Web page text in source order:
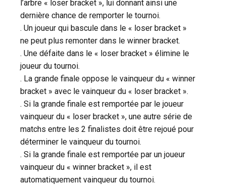
l’arbre « loser bracket », lui donnant ainsi une
dernière chance de remporter le tournoi.
. Un joueur qui bascule dans le « loser bracket »
ne peut plus remonter dans le winner bracket.
. Une défaite dans le « loser bracket » élimine le
joueur du tournoi.
. La grande finale oppose le vainqueur du « winner
bracket » avec le vainqueur du « loser bracket ».
. Si la grande finale est remportée par le joueur
vainqueur du « loser bracket », une autre série de
matchs entre les 2 finalistes doit être rejoué pour
déterminer le vainqueur du tournoi.
. Si la grande finale est remportée par un joueur
vainqueur du « winner bracket », il est
automatiquement vainqueur du tournoi.